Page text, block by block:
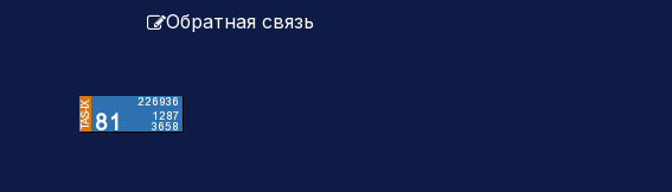
Обратная связь